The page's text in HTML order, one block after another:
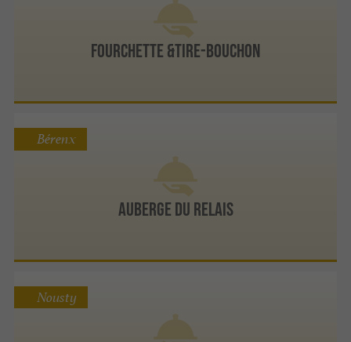
Fourchette &Tire-Bouchon
Auberge du Relais
Bérenx
Nousty